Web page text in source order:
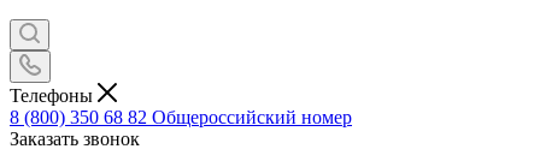
Телефоны
8 (800) 350 68 82 Общероссийский номер
Заказать звонок